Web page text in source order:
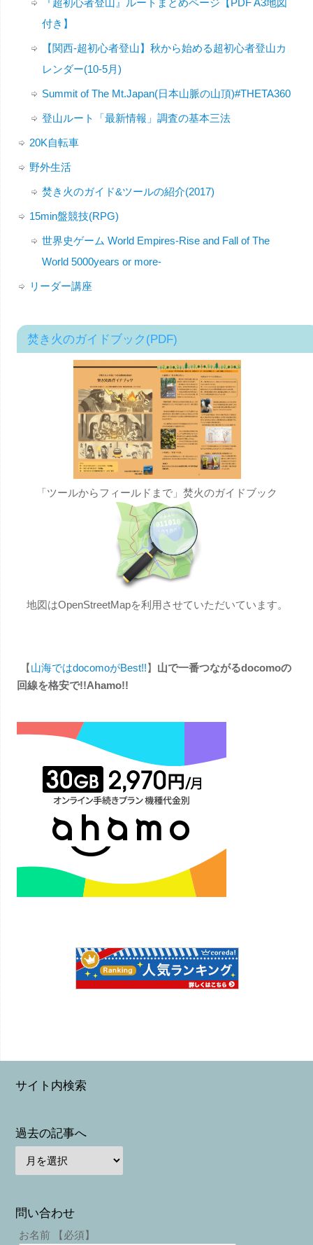
『超初心者登山』ルートまとめページ【PDF A3地図
付き】
【関西-超初心者登山】秋から始める超初心者登山カ
レンダー(10-5月)
Summit of The Mt.Japan(日本山脈の山頂)#THETA360
登山ルート「最新情報」調査の基本三法
20K自転車
野外生活
焚き火のガイド&ツールの紹介(2017)
15min盤競技(RPG)
世界史ゲーム World Empires-Rise and Fall of The
World 5000years or more-
リーダー講座
焚き火のガイドブック(PDF)
「ツールからフィールドまで」焚火のガイドブック
地図はOpenStreetMapを利用させていただいています。
【山海ではdocomoがBest!!】 山で一番つながるdocomoの
回線を格安で!!Ahamo!!
サイト内検索
過去の記事へ
問い合わせ
お名前 【必須】